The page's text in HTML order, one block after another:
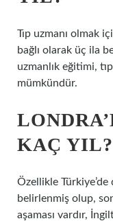
Tıp uzmanı olmak
bağlı olarak üç ila
uzmanlık eğitimi,
mümkündür.
KAÇ YIL?
Özellikle
belirlenmiş olup,
aşaması vardır,